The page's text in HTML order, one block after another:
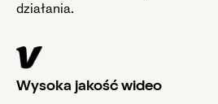
działania.
Wysoka jakość wideo